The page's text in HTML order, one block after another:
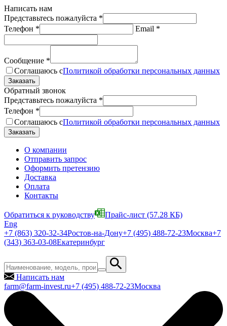
Написать нам
Представьтесь пожалуйста *
Телефон * Email *
Сообщение *
Соглашаюсь сПолитикой обработки персональных данных
Обратный звонок
Представьтесь пожалуйста *
Телефон *
Соглашаюсь сПолитикой обработки персональных данных
О компании
Отправить запрос
Оформить претензию
Доставка
Оплата
Контакты
Обратиться к руководству Прайс-лист (57.28 КБ)
Eng
+7 (863) 320-32-34Ростов-на-Дону+7 (495) 488-72-23Москва+7
(343) 363-03-08Екатеринбург
Написать нам
farm@farm-invest.ru+7 (495) 488-72-23Москва